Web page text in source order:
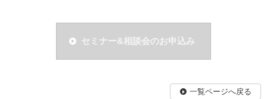
セミナー&相談会のお申込み
一覧ページへ戻る